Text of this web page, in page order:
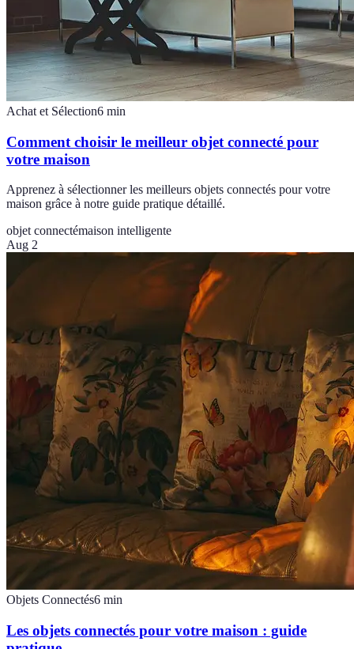
Achat et Sélection6 min
Comment choisir le meilleur objet connecté pour
votre maison
Apprenez à sélectionner les meilleurs objets connectés pour votre
maison grâce à notre guide pratique détaillé.
objet connectémaison intelligente
Aug 2
Objets Connectés6 min
Les objets connectés pour votre maison : guide